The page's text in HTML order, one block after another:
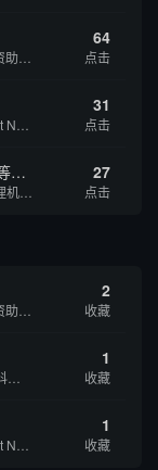
64
点击
31
点击
Radix注册局（管理.site、.online等顶级域名） 27
点击
2
收藏
1
收藏
1
收藏